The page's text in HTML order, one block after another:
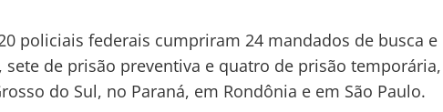
policiais federais cumpriram 24 mandados de busca e
sete de prisão preventiva e quatro de prisão temporária,
do Sul, no Paraná, em Rondônia e em São Paulo.